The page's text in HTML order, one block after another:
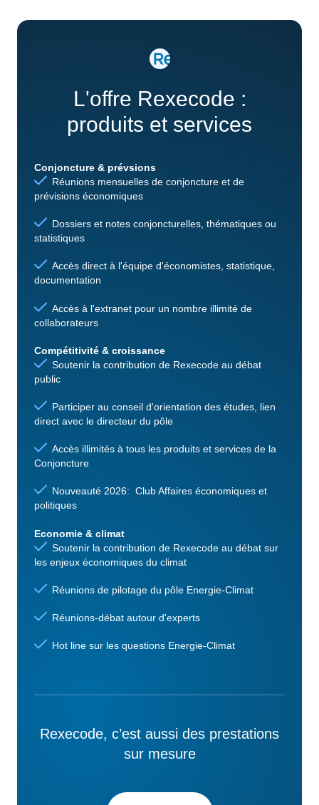
L'offre Rexecode :
produits et services
Conjoncture & prévsions
Réunions mensuelles de conjoncture et de
prévisions économiques
Dossiers et notes conjoncturelles, thématiques ou
statistiques
Accès direct à l'équipe d'économistes, statistique,
documentation
Accès à l'extranet pour un nombre illimité de
collaborateurs
Compétitivité & croissance
Soutenir la contribution de Rexecode au débat
public
Participer au conseil d'orientation des études, lien
direct avec le directeur du pôle
Accès illimités à tous les produits et services de la
Conjoncture
Nouveauté 2026: Club Affaires économiques et
politiques
Economie & climat
Soutenir la contribution de Rexecode au débat sur
les enjeux économiques du climat
Réunions de pilotage du pôle Energie-Climat
Réunions-débat autour d'experts
Hot line sur les questions Energie-Climat
Rexecode, c’est aussi des prestations
sur mesure